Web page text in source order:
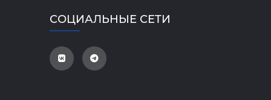
СОЦИАЛЬНЫЕ СЕТИ